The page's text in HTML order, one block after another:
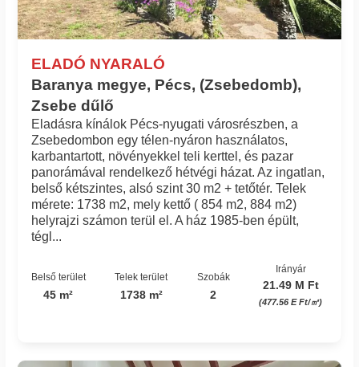
ELADÓ NYARALÓ
Baranya megye, Pécs, (Zsebedomb),
Zsebe dűlő
Eladásra kínálok Pécs-nyugati városrészben, a
Zsebedombon egy télen-nyáron használatos,
karbantartott, növényekkel teli kerttel, és pazar
panorámával rendelkező hétvégi házat. Az ingatlan,
belső kétszintes, alsó szint 30 m2 + tetőtér. Telek
mérete: 1738 m2, mely kettő ( 854 m2, 884 m2)
helyrajzi számon terül el. A ház 1985-ben épült,
tégl...
Belső terület
45 m²
Telek terület
1738 m²
Szobák
2
Irányár
21.49 M Ft
(477.56 E Ft/㎡)